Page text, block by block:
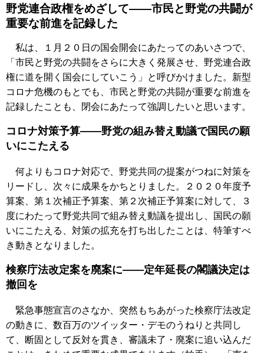
野党連合政権をめざして――市民と野党の共闘が
重要な前進を記録した
私は、１月２０日の国会開会にあたってのあいさつで、
「市民と野党の共闘をさらに大きく発展させ、野党連合政
権に道を開く国会にしていこう」と呼びかけました。新型
コロナ危機のもとでも、市民と野党の共闘が重要な前進を
記録したことも、閉会にあたって強調したいと思います。
コロナ対策予算――野党の組み替え動議で国民の願
いにこたえる
何よりもコロナ対応で、野党共同の提案がつねに対策を
リードし、次々に成果をかちとりました。２０２０年度予
算案、第１次補正予算案、第２次補正予算案に対して、３
度にわたって野党共同で組み替え動議を提出し、国民の願
いにこたえる、対策の拡充を打ち出したことは、特筆すべ
き動きとなりました。
検察庁法改定案を廃案に――定年延長の閣議決定は
撤回を
緊急事態宣言のさなか、突然もちあがった検察庁法改定
の動きに、数百万のツイッター・デモのうねりと共同し
て、断固として反対を貫き、審議未了・廃案に追い込んだ